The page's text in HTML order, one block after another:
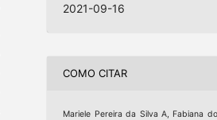
2021-09-16
COMO CITAR
Mariele Pereira da Silva A, Fabiana